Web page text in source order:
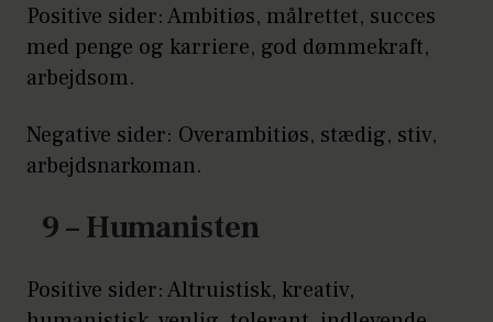
Positive sider: Ambitiøs, målrettet, succes
med penge og karriere, god dømmekraft,
arbejdsom.
Negative sider: Overambitiøs, stædig, stiv,
arbejdsnarkoman.
9 – Humanisten
Positive sider: Altruistisk, kreativ,